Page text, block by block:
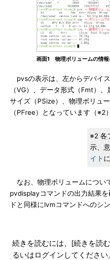
画面1 物理ボリュームの情報
pvsの表示は、左からデバイ
（VG）、データ形式（Fmt）
サイズ（PSize）、物理ボリュ
（PFree）となっています（※2
※2 各
示、
イト
なお、物理ボリュームについ
pvdisplayコマンドの出力結果を
ドと同様にlvmコマンドへのシ
続きを読むには、[続きを読
るいはログインしてください